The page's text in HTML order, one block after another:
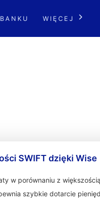
WIĘCEJ
SWIFT dzięki Wise
w porównaniu z
szybkie dotarcie